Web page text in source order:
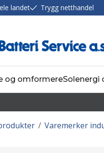
landet Trygg netthandel
og omformereSolenergi
/ Varemerker